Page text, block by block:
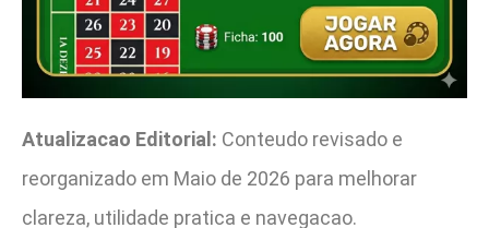
Atualizacao Editorial: Conteudo revisado e
reorganizado em Maio de 2026 para melhorar
clareza, utilidade pratica e navegacao.